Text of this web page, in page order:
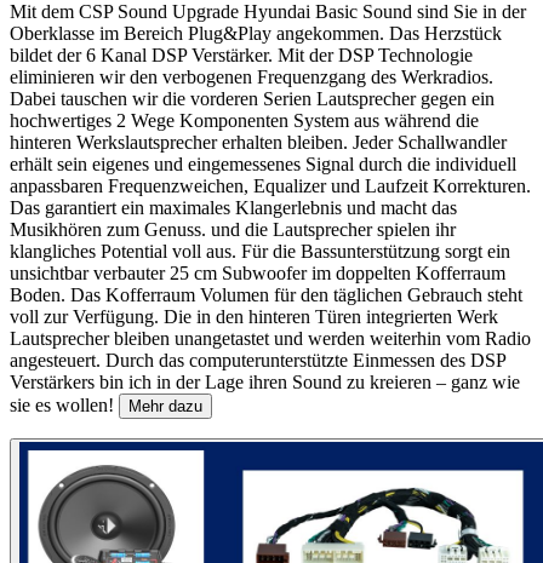
Mit dem CSP Sound Upgrade Hyundai Basic Sound sind Sie in der
Oberklasse im Bereich Plug&Play angekommen. Das Herzstück
bildet der 6 Kanal DSP Verstärker. Mit der DSP Technologie
eliminieren wir den verbogenen Frequenzgang des Werkradios.
Dabei tauschen wir die vorderen Serien Lautsprecher gegen ein
hochwertiges 2 Wege Komponenten System aus während die
hinteren Werkslautsprecher erhalten bleiben. Jeder Schallwandler
erhält sein eigenes und eingemessenes Signal durch die individuell
anpassbaren Frequenzweichen, Equalizer und Laufzeit Korrekturen.
Das garantiert ein maximales Klangerlebnis und macht das
Musikhören zum Genuss. und die Lautsprecher spielen ihr
klangliches Potential voll aus. Für die Bassunterstützung sorgt ein
unsichtbar verbauter 25 cm Subwoofer im doppelten Kofferraum
Boden. Das Kofferraum Volumen für den täglichen Gebrauch steht
voll zur Verfügung. Die in den hinteren Türen integrierten Werk
Lautsprecher bleiben unangetastet und werden weiterhin vom Radio
angesteuert. Durch das computerunterstützte Einmessen des DSP
Verstärkers bin ich in der Lage ihren Sound zu kreieren – ganz wie
sie es wollen!
Mehr dazu